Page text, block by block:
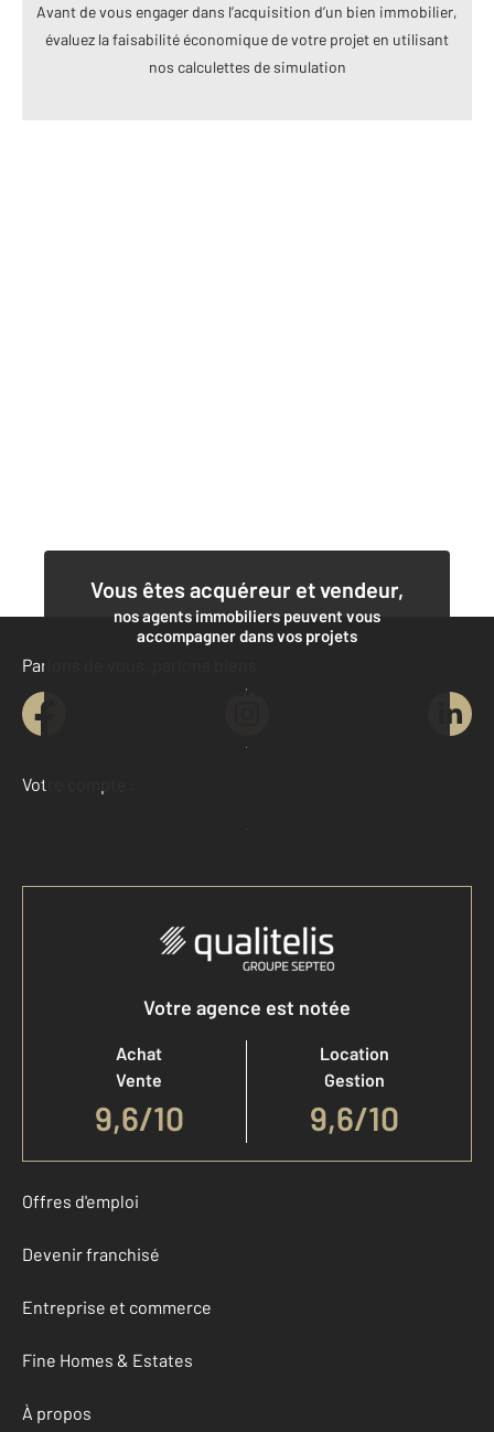
Avant de vous engager dans l’acquisition d’un bien immobilier,
évaluez la faisabilité économique de votre projet en utilisant
nos calculettes de simulation
Vous êtes acquéreur et vendeur,
nos agents immobiliers peuvent vous
accompagner dans vos projets
Contacter l'agence
Demander une estimation
Parlons de vous, parlons biens
Votre compte :
Accéder à mon compte
Votre agence est notée
Achat
Vente
9,6/10
Location
Gestion
9,6/10
Offres d'emploi
Devenir franchisé
Entreprise et commerce
Fine Homes & Estates
À propos